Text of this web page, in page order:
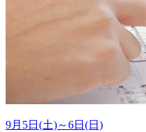
9月5日(土)～6日(日)